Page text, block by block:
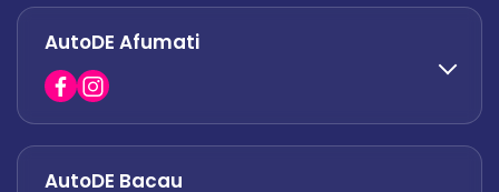
0758 338 428
office.militari@autode.ro
AutoDE Afumati
AutoDE Bacau